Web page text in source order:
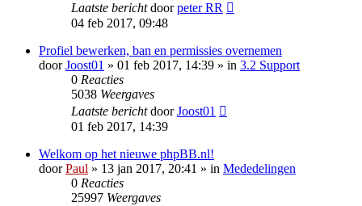
Laatste berichtdoorpeter RR
04 feb 2017, 09:48
Profiel bewerken, ban en permissies overnemen
doorJoost01 » 01 feb 2017, 14:39 » in 3.2 Support
0 Reacties
5038 Weergaves
Laatste berichtdoorJoost01
01 feb 2017, 14:39
Welkom op het nieuwe phpBB.nl!
doorPaul » 13 jan 2017, 20:41 » in Mededelingen
0 Reacties
25997 Weergaves